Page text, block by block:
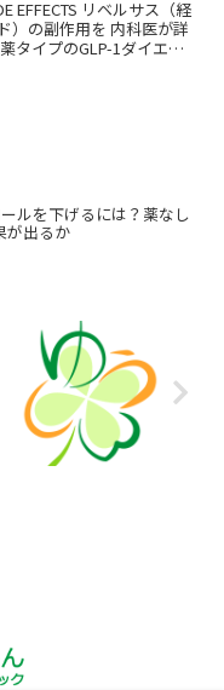
EFFECTS リベルサス（経
）の副作用を 内科医が詳
タイプのGLP-1ダイエッ
ルを下げるには？薬なし
が出るか